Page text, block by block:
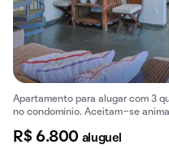
Apartamento para alugar com 3
no condomínio. Aceitam-se
R$ 6.800 aluguel